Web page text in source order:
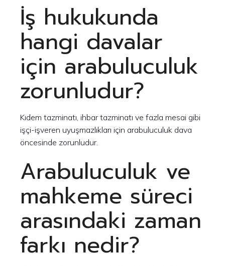
İş hukukunda
hangi davalar
için arabuluculuk
zorunludur?
Kıdem tazminatı, ihbar tazminatı ve fazla mesai gibi
işçi-işveren uyuşmazlıkları için arabuluculuk dava
öncesinde zorunludur.
Arabuluculuk ve
mahkeme süreci
arasındaki zaman
farkı nedir?